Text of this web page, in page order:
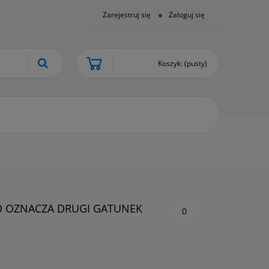
Zarejestruj się Zaloguj się
Koszyk: (pusty)
OZNACZA DRUGI GATUNEK
0